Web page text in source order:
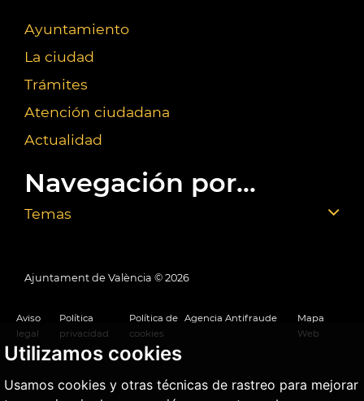
Utilizamos cookies
Usamos cookies y otras técnicas de rastreo para mejorar
Ayuntamiento
La ciudad
Trámites
Atención ciudadana
Actualidad
Navegación por...
Temas
Ajuntament de València © 2026
Aviso
legal
Política
privacidad
Política de
cookies
Agencia Antifraude
Mapa
Web